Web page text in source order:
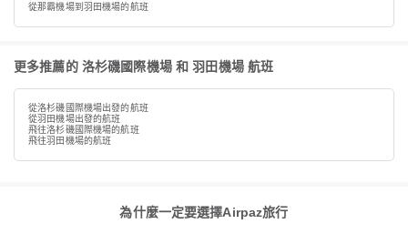
從那霸機場到羽田機場的航班
更多推薦的 洛杉磯國際機場 和 羽田機場 航班
從洛杉磯國際機場出發的航班
從羽田機場出發的航班
飛往洛杉磯國際機場的航班
飛往羽田機場的航班
為什麼一定要選擇Airpaz旅行